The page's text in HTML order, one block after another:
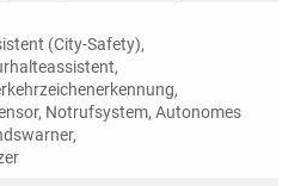
(City-Safety),
Notrufsystem, Autonomes